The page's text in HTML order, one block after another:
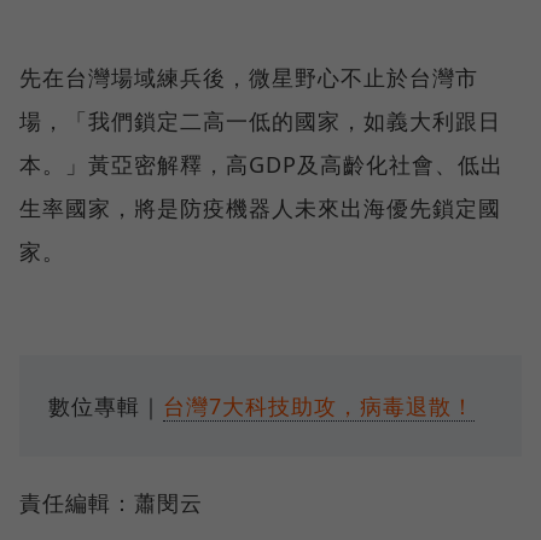
先在台灣場域練兵後，微星野心不止於台灣市
場，「我們鎖定二高一低的國家，如義大利跟日
本。」黃亞密解釋，高GDP及高齡化社會、低出
生率國家，將是防疫機器人未來出海優先鎖定國
家。
數位專輯｜ 台灣7大科技助攻，病毒退散！
責任編輯：蕭閔云